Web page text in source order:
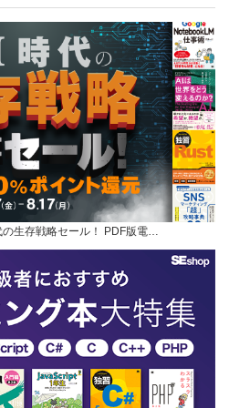
生存戦略セール！ PDF版電…